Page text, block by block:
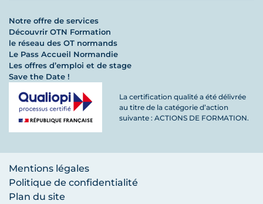
Notre offre de services
Découvrir OTN Formation
le réseau des OT normands
Le Pass Accueil Normandie
Les offres d’emploi et de stage
Save the Date !
La certification qualité a été délivrée
au titre de la catégorie d’action
suivante : ACTIONS DE FORMATION.
Mentions légales
Politique de confidentialité
Plan du site